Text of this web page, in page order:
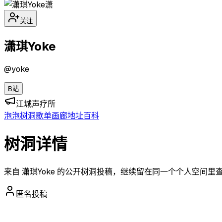
潇
关注
潇琪Yoke
@yoke
B站
江城声疗所
泡泡树洞歌单画廊地址百科
树洞详情
来自 潇琪Yoke 的公开树洞投稿，继续留在同一个个人空间里
匿名投稿